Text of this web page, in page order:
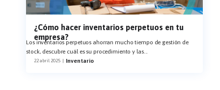
¿Cómo hacer inventarios perpetuos en tu
empresa?
Los inventarios perpetuos ahorran mucho tiempo de gestión de
stock, descubre cuál es su procedimiento y las...
22 abril 2025 Inventario